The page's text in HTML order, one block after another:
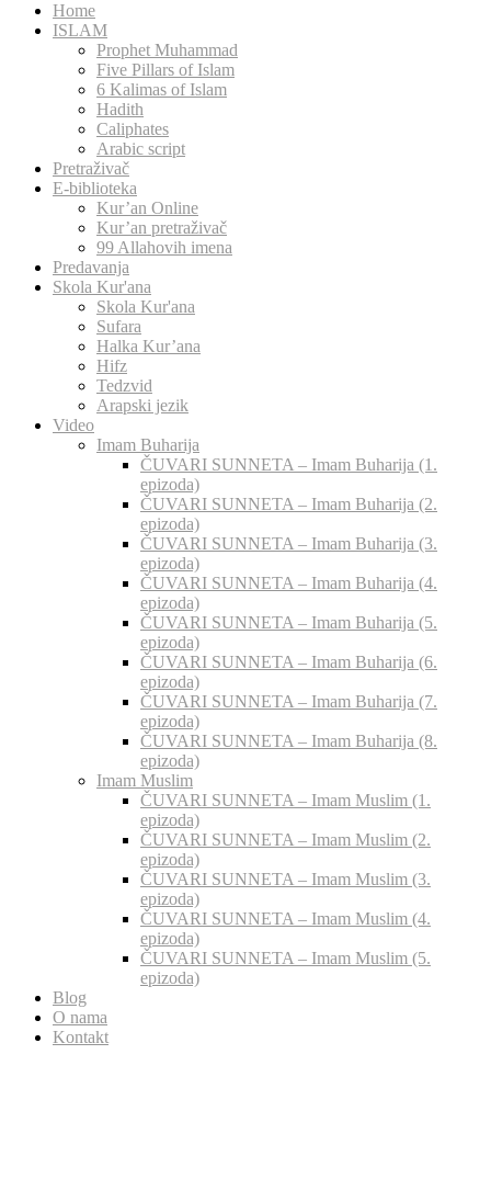
Home
ISLAM
Prophet Muhammad
Five Pillars of Islam
6 Kalimas of Islam
Hadith
Caliphates
Arabic script
Pretraživač
E-biblioteka
Kur’an Online
Kur’an pretraživač
99 Allahovih imena
Predavanja
Skola Kur'ana
Skola Kur'ana
Sufara
Halka Kur’ana
Hifz
Tedzvid
Arapski jezik
Video
Imam Buharija
ČUVARI SUNNETA – Imam Buharija (1.
epizoda)
ČUVARI SUNNETA – Imam Buharija (2.
epizoda)
ČUVARI SUNNETA – Imam Buharija (3.
epizoda)
ČUVARI SUNNETA – Imam Buharija (4.
epizoda)
ČUVARI SUNNETA – Imam Buharija (5.
epizoda)
ČUVARI SUNNETA – Imam Buharija (6.
epizoda)
ČUVARI SUNNETA – Imam Buharija (7.
epizoda)
ČUVARI SUNNETA – Imam Buharija (8.
epizoda)
Imam Muslim
ČUVARI SUNNETA – Imam Muslim (1.
epizoda)
ČUVARI SUNNETA – Imam Muslim (2.
epizoda)
ČUVARI SUNNETA – Imam Muslim (3.
epizoda)
ČUVARI SUNNETA – Imam Muslim (4.
epizoda)
ČUVARI SUNNETA – Imam Muslim (5.
epizoda)
Blog
O nama
Kontakt